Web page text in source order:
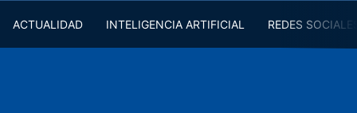
ACTUALIDAD INTELIGENCIA ARTIFICIAL REDES